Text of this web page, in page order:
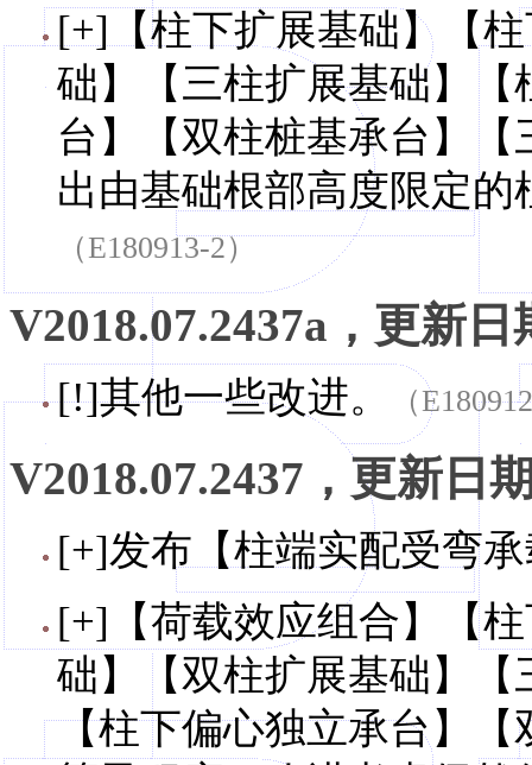
[+]【柱下扩展基础】【
础】【三柱扩展基础】
台】【双柱桩基承台】
出由基础根部高度限定
（E180913-2）
V2018.07.2437a，更新日
[!]其他一些改进。 （
V2018.07.2437，更新日
[+]发布【柱端实配受弯
[+]【荷载效应组合】【
础】【双柱扩展基础】
【柱下偏心独立承台】